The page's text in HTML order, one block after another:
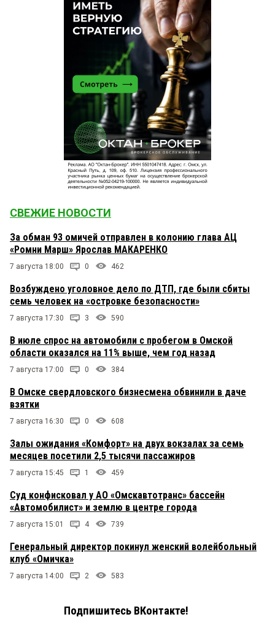
СВЕЖИЕ НОВОСТИ
За обман 93 омичей отправлен в колонию глава АЦ
«Ромни Марш» Ярослав МАКАРЕНКО
7 августа 18:00 0 462
Возбуждено уголовное дело по ДТП, где были сбиты
семь человек на «островке безопасности»
7 августа 17:30 3 590
В июле спрос на автомобили с пробегом в Омской
области оказался на 11% выше, чем год назад
7 августа 17:00 0 384
В Омске свердловского бизнесмена обвинили в даче
взятки
7 августа 16:30 0 608
Залы ожидания «Комфорт» на двух вокзалах за семь
месяцев посетили 2,5 тысячи пассажиров
7 августа 15:45 1 459
Суд конфисковал у АО «Омскавтотранс» бассейн
«Автомобилист» и землю в центре города
7 августа 15:01 4 739
Генеральный директор покинул женский волейбольный
клуб «Омичка»
7 августа 14:00 2 583
Подпишитесь ВКонтакте!